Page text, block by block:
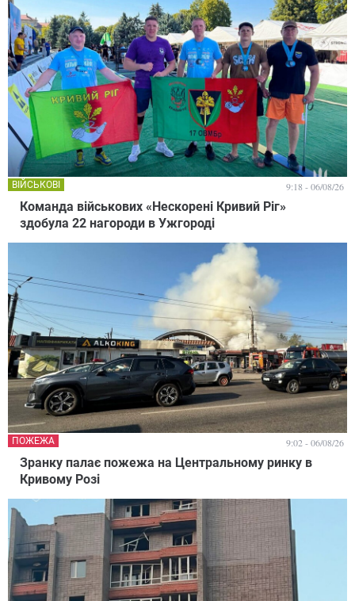
Команда військових «Нескорені Кривий Ріг»
здобула 22 нагороди в Ужгороді
ВІЙСЬКОВІ 9:18 - 06/08/26
Зранку палає пожежа на Центральному ринку в
Кривому Розі
ПОЖЕЖА 9:02 - 06/08/26